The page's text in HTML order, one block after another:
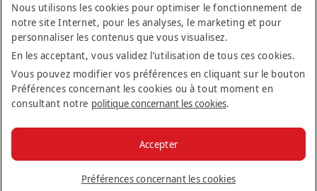
2026-2029 Opens an external link in a new tab
Formulaire de retour concernant l’accessibilité
Nous contacter
Politique de confidentialité
Conditions générales
Politique en matière de cookies
Cyber-sécurité
Déclaration de transparence vis-à-vis de la loi sur l’esclavage
moderne
Règlement sur la protection des passagers aériens
© 2026 The Emirates Group. Tous droits réservés.
Nous utilisons les cookies pour optimiser le fonctionnement de
notre site Internet, pour les analyses, le marketing et pour
personnaliser les contenus que vous visualisez.
En les acceptant, vous validez l’utilisation de tous ces cookies.
Vous pouvez modifier vos préférences en cliquant sur le bouton
Préférences concernant les cookies ou à tout moment en
consultant notre politique concernant les cookies.
Préférences concernant les cookies
Accepter